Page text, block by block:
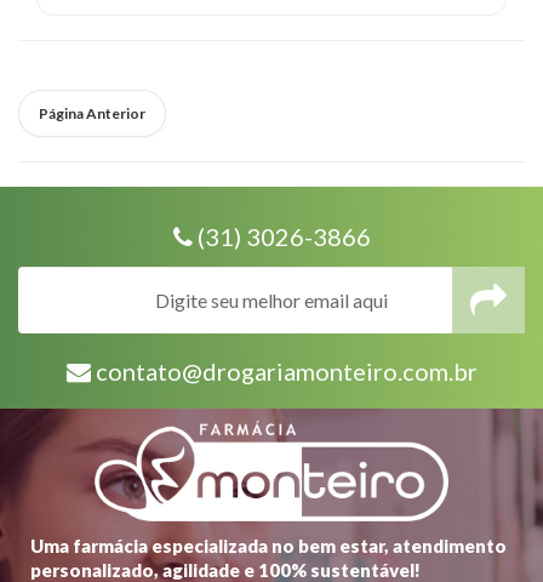
Página Anterior
(31) 3026-3866
contato@drogariamonteiro.com.br
Uma farmácia especializada no bem estar, atendimento
personalizado, agilidade e 100% sustentável!